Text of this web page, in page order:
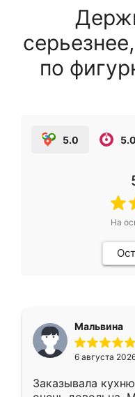
по
5.0 5.0
На
Мальвина
6 августа
Заказывала